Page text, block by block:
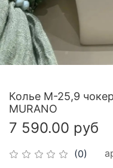
(0)
Колье М-25,9
MURANO
7 590.00 руб